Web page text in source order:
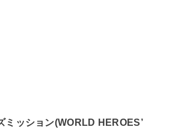
ミッション(WORLD HEROES’